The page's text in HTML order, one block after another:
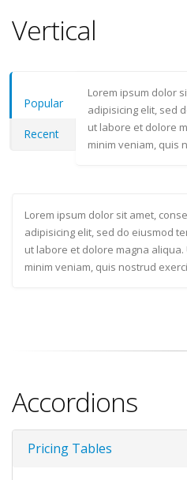
Vertical
Popular
Recent
Lorem ipsum dolor
adipisicing elit, sed
ut labore et dolore
minim veniam, quis
Lorem ipsum dolor sit amet,
adipisicing elit, sed do eiusmod
ut labore et dolore magna aliqua.
minim veniam, quis nostrud
Accordions
Pricing Tables